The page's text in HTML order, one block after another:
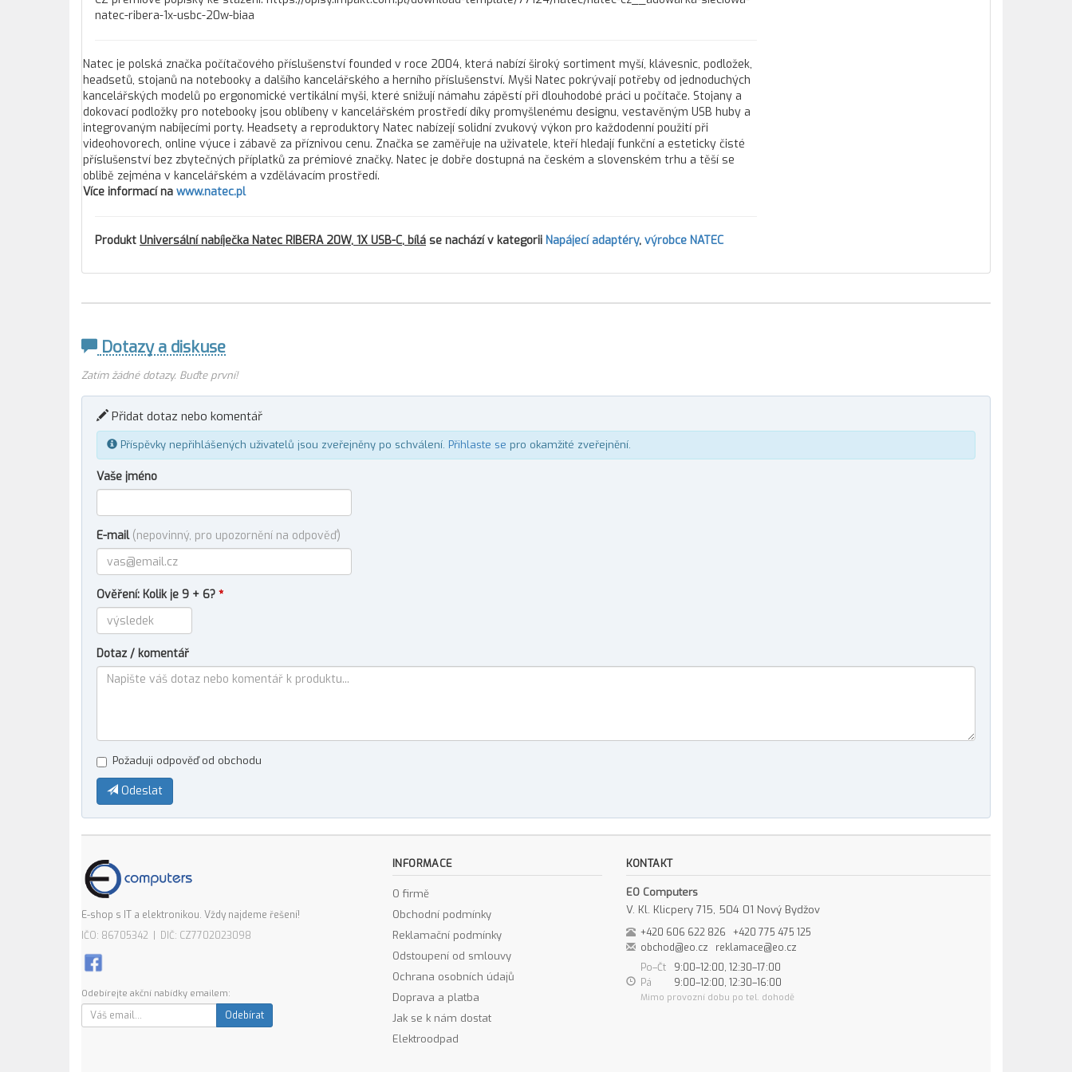
natec-ribera-1x-usbc-20w-biaa
Natec je polská značka počítačového příslušenství founded v roce 2004, která nabízí široký sortiment myší, klávesnic, podložek,
headsetů, stojanů na notebooky a dalšího kancelářského a herního příslušenství. Myši Natec pokrývají potřeby od jednoduchých
kancelářských modelů po ergonomické vertikální myši, které snižují námahu zápěstí při dlouhodobé práci u počítače. Stojany a
dokovací podložky pro notebooky jsou oblíbeny v kancelářském prostředí díky promyšlenému designu, vestavěným USB huby a
integrovaným nabíjecími porty. Headsety a reproduktory Natec nabízejí solidní zvukový výkon pro každodenní použití při
videohovorech, online výuce i zábavě za příznivou cenu. Značka se zaměřuje na uživatele, kteří hledají funkční a esteticky čisté
příslušenství bez zbytečných příplatků za prémiové značky. Natec je dobře dostupná na českém a slovenském trhu a těší se
oblibě zejména v kancelářském a vzdělávacím prostředí.
Více informací na www.natec.pl
Produkt Universální nabíječka Natec RIBERA 20W, 1X USB-C, bílá se nachází v kategorii Napájecí adaptéry, výrobce NATEC
Dotazy a diskuse
Zatím žádné dotazy. Buďte první!
Přidat dotaz nebo komentář
Příspěvky nepřihlášených uživatelů jsou zveřejněny po schválení. Přihlaste se pro okamžité zveřejnění.
Vaše jméno
E-mail (nepovinný, pro upozornění na odpověď)
Ověření: Kolik je 9 + 6? *
Dotaz / komentář
Požaduji odpověď od obchodu
Odeslat
E-shop s IT a elektronikou. Vždy najdeme řešení!
IČO: 86705342 | DIČ: CZ7702023098
Odebírejte akční nabídky emailem:
Odebírat
INFORMACE
O firmě
Obchodní podmínky
Reklamační podmínky
Odstoupení od smlouvy
Ochrana osobních údajů
Doprava a platba
Jak se k nám dostat
Elektroodpad
KONTAKT
EO Computers
V. Kl. Klicpery 715, 504 01 Nový Bydžov
+420 606 622 826
+420 775 475 125
obchod@eo.cz
reklamace@eo.cz
Po–Čt
9:00–12:00, 12:30–17:00
Pá
9:00–12:00, 12:30–16:00
Mimo provozní dobu po tel. dohodě